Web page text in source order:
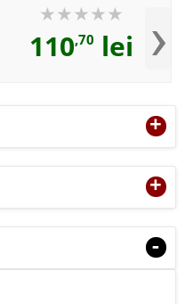
+
+
-
ingrijit, studiu introductiv,
indici si glosa...
110,70 lei ›